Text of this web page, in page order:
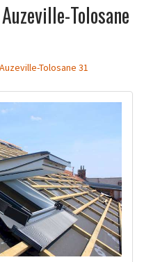
Tolosane
Tolosane 31